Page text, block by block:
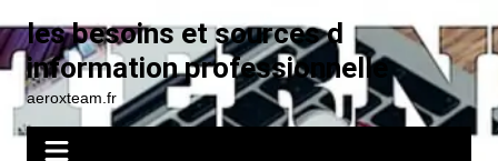
au
contenu
les besoins et sources d
information professionnelle
aeroxteam.fr